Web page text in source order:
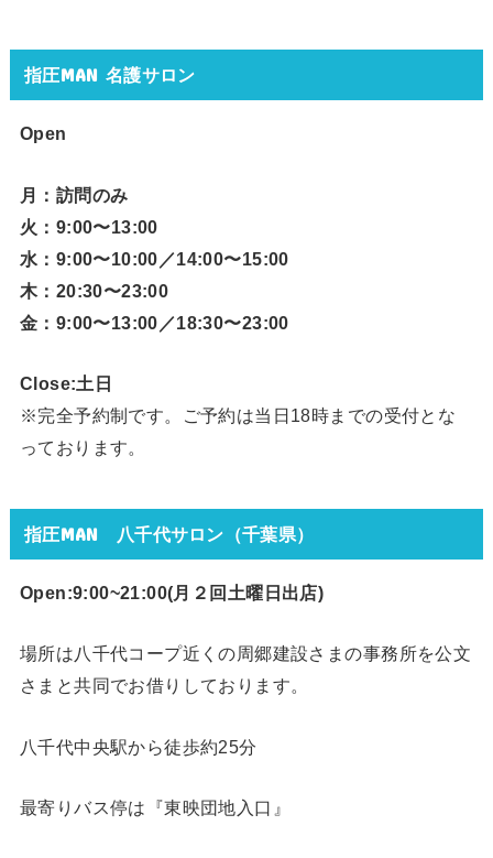
指圧MAN 名護サロン
Open
月：訪問のみ
火：9:00〜13:00
水：9:00〜10:00／14:00〜15:00
木：20:30〜23:00
金：9:00〜13:00／18:30〜23:00
Close:土日
※完全予約制です。ご予約は当日18時までの受付とな
っております。
指圧MAN 八千代サロン（千葉県）
Open:9:00~21:00(月２回 土曜日出店)
場所は八千代コープ近くの周郷建設さまの事務所を公文
さまと共同でお借りしております。
八千代中央駅から徒歩約25分
最寄りバス停は『東映団地入口』